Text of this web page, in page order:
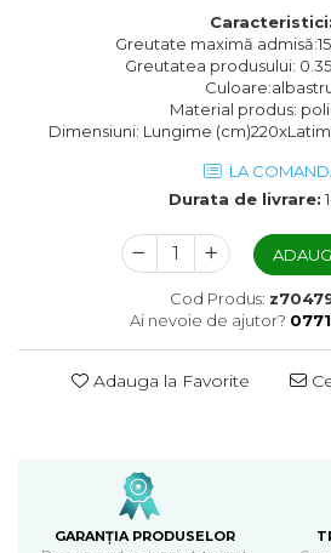
Caracteristici:
Greutate maximă
Greutatea produsului:
Material produs:
Dimensiuni: Lungime
LA
Durata de livrare:
Cod Produs:
Ai nevoie de ajutor?
Adauga la Favorite
GARANȚIA PRODUSELOR